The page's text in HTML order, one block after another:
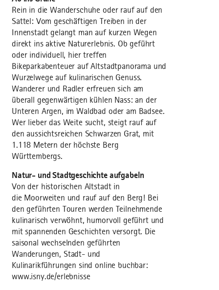
Rein in die Wanderschuhe oder rauf auf den
Sattel: Vom geschäftigen Treiben in der
Innenstadt gelangt man auf kurzen Wegen
direkt ins aktive Naturerlebnis. Ob geführt
oder individuell, hier treffen
Bikeparkabenteuer auf Altstadtpanorama und
Wurzelwege auf kulinarischen Genuss.
Wanderer und Radler erfreuen sich am
überall gegenwärtigen kühlen Nass: an der
Unteren Argen, im Waldbad oder am Badsee.
Wer lieber das Weite sucht, steigt rauf auf
den aussichtsreichen Schwarzen Grat, mit
1.118 Metern der höchste Berg
Württembergs.
Natur- und Stadtgeschichte aufgabeln
Von der historischen Altstadt in
die Moorweiten und rauf auf den Berg! Bei
den geführten Touren werden Teilnehmende
kulinarisch verwöhnt, humorvoll geführt und
mit spannenden Geschichten versorgt. Die
saisonal wechselnden geführten
Wanderungen, Stadt- und
Kulinarikführungen sind online buchbar:
www.isny.de/erlebnisse